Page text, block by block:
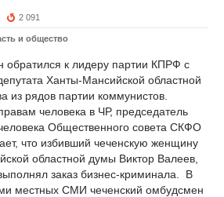
2 091
и общество
обратился к лидеру партии КПРФ с
Ханты-Мансийской областной
из рядов партии коммунистов.
человека в ЧР, председатель
Общественного совета СКФО
что избивший чеченскую женщину
областной думы Виктор Валеев,
заказ бизнес-криминала. В
местных СМИ чеченский омбудсмен